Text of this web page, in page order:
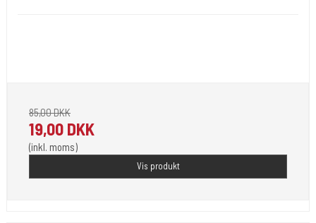
85,00 DKK
19,00 DKK
(inkl. moms)
Vis produkt